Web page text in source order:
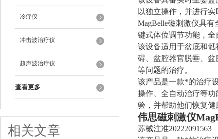
冷疗仪
冲击波治疗仪
超声波治疗仪
查看更多
相关文章
以独立操作，并进行实
MagBelle磁刺激仪具
键式体位调节功能，
该设备适用于盆底和
碍、盆腔器官脱垂、
等问题的治疗。
该产品是一款*的治疗
操作、全自动治疗等
验，并帮助他们恢复健
伟思磁刺激仪
苏械注准20222091563